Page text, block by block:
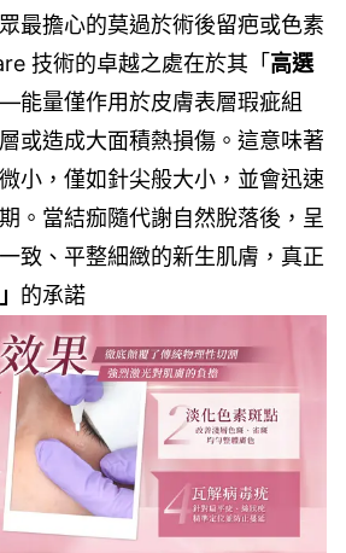
最擔心的莫過於術後留疤或色素
技術的卓越之處在於其「 高選
能量僅作用於皮膚表層瑕疵組
或造成大面積熱損傷。這意味著
小，僅如針尖般大小，並會迅速
。當結痂隨代謝自然脫落後，呈
致、平整細緻的新生肌膚，真正
的承諾